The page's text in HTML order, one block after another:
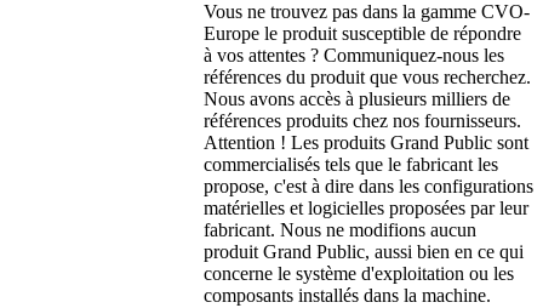
Vous ne trouvez pas dans la gamme CVO-
Europe le produit susceptible de répondre
à vos attentes ? Communiquez-nous les
références du produit que vous recherchez.
Nous avons accès à plusieurs milliers de
références produits chez nos fournisseurs.
Attention ! Les produits Grand Public sont
commercialisés tels que le fabricant les
propose, c'est à dire dans les configurations
matérielles et logicielles proposées par leur
fabricant. Nous ne modifions aucun
produit Grand Public, aussi bien en ce qui
concerne le système d'exploitation ou les
composants installés dans la machine.